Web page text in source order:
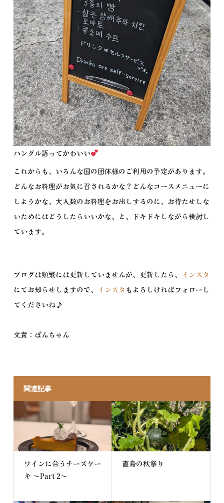
ハングル語ってかわいい
これからも、いろんな国の団体様のご利用の予定があります。
どんなお料理がお気に召されるかな？どんなコースメニューに
しようかな、大人数のお料理をお出しするのに、お待たせしな
いためにはどうしたらいいかな、と、ドキドキしながら検討し
ています。
ブログは頻繁には更新していませんが、更新したら、 インスタ
にてお知らせしますので、 インスタ もよろしければフォローし
てくださいね♪
文責：ぽんちゃん
関連記事
ワインに合うチーズケー
キ ～Part 2～
直島の秋祭り